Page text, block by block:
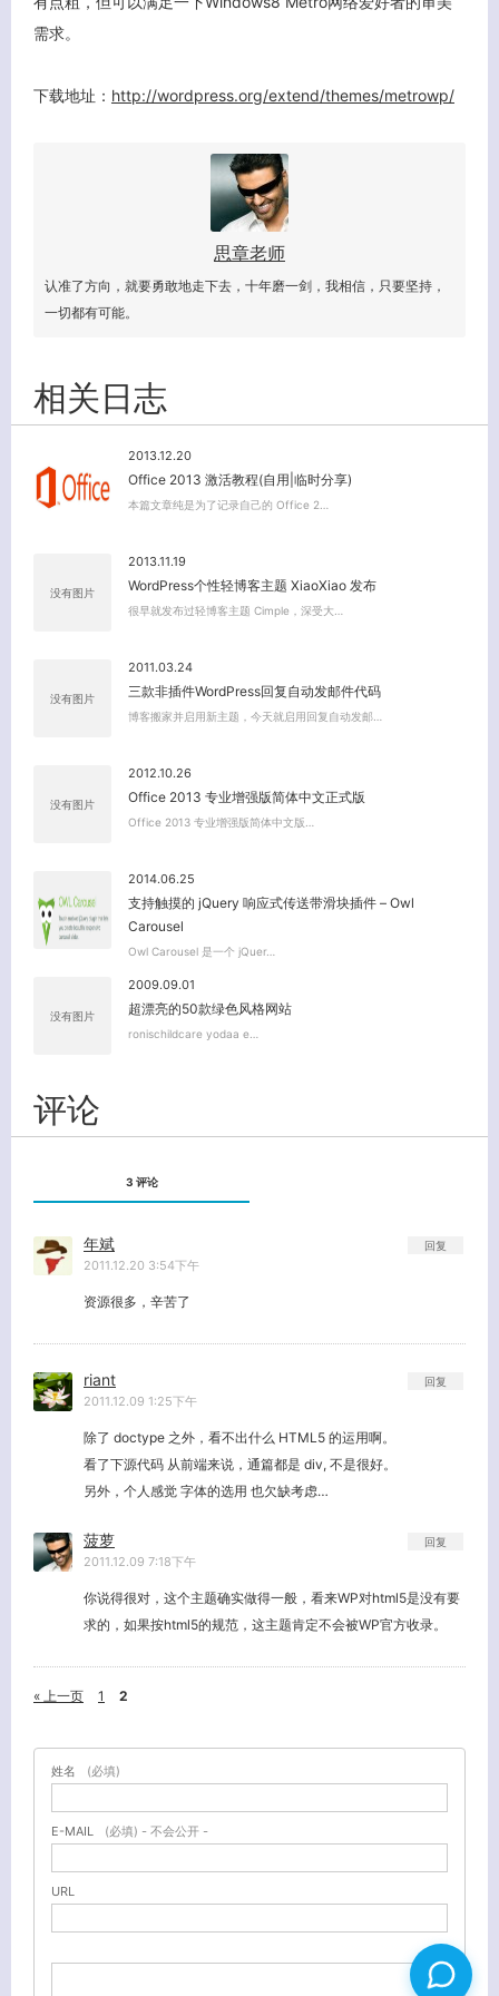
需求。
下载地址： http://wordpress.org/extend/themes/metrowp/
思章老师
认准了方向，就要勇敢地走下去，十年磨一剑，我相信，只要坚持，
一切都有可能。
相关日志
2013.12.20
Office 2013 激活教程(自用|临时分享)
本篇文章纯是为了记录自己的 Office 2…
没有图片
2013.11.19
WordPress个性轻博客主题 XiaoXiao 发布
很早就发布过轻博客主题 Cimple，深受大…
没有图片
2011.03.24
三款非插件WordPress回复自动发邮件代码
博客搬家并启用新主题，今天就启用回复自动发邮…
没有图片
2012.10.26
Office 2013 专业增强版简体中文正式版
Office 2013 专业增强版简体中文版…
2014.06.25
支持触摸的 jQuery 响应式传送带滑块插件 – Owl
Carousel
Owl Carousel 是一个 jQuer…
没有图片
2009.09.01
超漂亮的50款绿色风格网站
ronischildcare yodaa e…
评论
3 评论
年斌
2011.12.20 3:54下午
资源很多，辛苦了
回复
riant
2011.12.09 1:25下午
除了 doctype 之外，看不出什么 HTML5 的运用啊。
看了下源代码 从前端来说，通篇都是 div, 不是很好。
另外，个人感觉 字体的选用 也欠缺考虑…
回复
菠萝
2011.12.09 7:18下午
你说得很对，这个主题确实做得一般，看来WP对html5是没有要
求的，如果按html5的规范，这主题肯定不会被WP官方收录。
回复
« 上一页 1 2
姓名 (必填)
E-MAIL (必填) - 不会公开 -
URL